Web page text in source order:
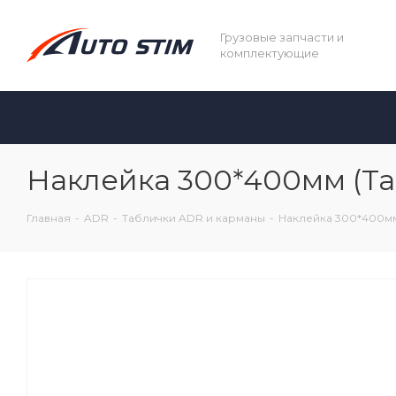
Грузовые запчасти и
комплектующие
Наклейка 300*400мм
Главная - ADR - Таблички ADR и карманы - Наклейка